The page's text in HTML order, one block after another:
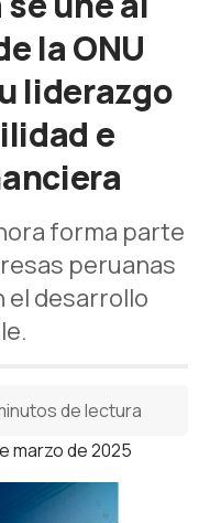
la ONU
liderazgo
e
forma parte
peruanas
el desarrollo
marzo de 2025
de lectura